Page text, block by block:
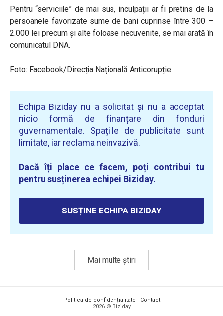
Pentru “serviciile” de mai sus, inculpații ar fi pretins de la
persoanele favorizate sume de bani cuprinse între 300 –
2.000 lei precum și alte foloase necuvenite, se mai arată în
comunicatul DNA.
Foto: Facebook/Direcția Națională Anticorupție
Echipa Biziday nu a solicitat și nu a acceptat
nicio formă de finanțare din fonduri
guvernamentale. Spațiile de publicitate sunt
limitate, iar reclama neinvazivă.
Dacă îți place ce facem, poți contribui tu
pentru susținerea echipei Biziday.
SUSȚINE ECHIPA BIZIDAY
Mai multe știri
Politica de confidențialitate · Contact
2026 © Biziday